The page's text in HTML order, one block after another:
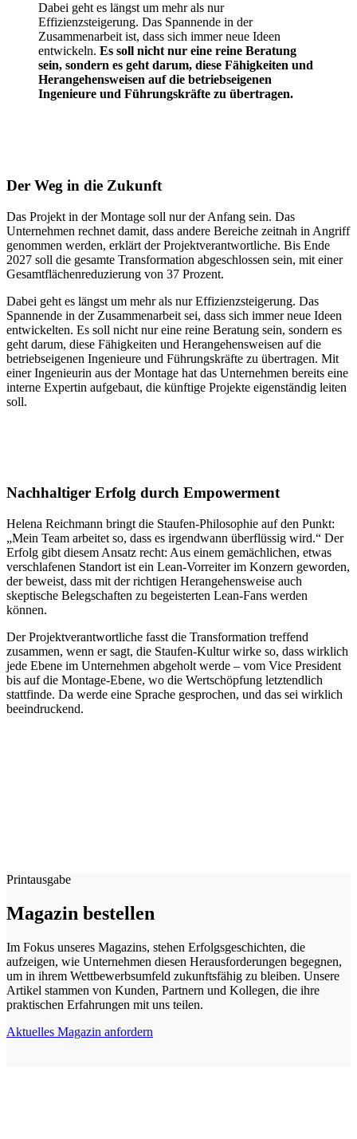
Dabei geht es längst um mehr als nur
Effizienzsteigerung. Das Spannende in der
Zusammenarbeit ist, dass sich immer neue Ideen
entwickeln. Es soll nicht nur eine reine Beratung
sein, sondern es geht darum, diese Fähigkeiten und
Herangehensweisen auf die betriebseigenen
Ingenieure und Führungskräfte zu übertragen.
Der Weg in die Zukunft
Das Projekt in der Montage soll nur der Anfang sein. Das
Unternehmen rechnet damit, dass andere Bereiche zeitnah in Angriff
genommen werden, erklärt der Projektverantwortliche. Bis Ende
2027 soll die gesamte Transformation abgeschlossen sein, mit einer
Gesamtflächenreduzierung von 37 Prozent.
Dabei geht es längst um mehr als nur Effizienzsteigerung. Das
Spannende in der Zusammenarbeit sei, dass sich immer neue Ideen
entwickelten. Es soll nicht nur eine reine Beratung sein, sondern es
geht darum, diese Fähigkeiten und Herangehensweisen auf die
betriebseigenen Ingenieure und Führungskräfte zu übertragen. Mit
einer Ingenieurin aus der Montage hat das Unternehmen bereits eine
interne Expertin aufgebaut, die künftige Projekte eigenständig leiten
soll.
Nachhaltiger Erfolg durch Empowerment
Helena Reichmann bringt die Staufen-Philosophie auf den Punkt:
„Mein Team arbeitet so, dass es irgendwann überflüssig wird.“ Der
Erfolg gibt diesem Ansatz recht: Aus einem gemächlichen, etwas
verschlafenen Standort ist ein Lean-Vorreiter im Konzern geworden,
der beweist, dass mit der richtigen Herangehensweise auch
skeptische Belegschaften zu begeisterten Lean-Fans werden
können.
Der Projektverantwortliche fasst die Transformation treffend
zusammen, wenn er sagt, die Staufen-Kultur wirke so, dass wirklich
jede Ebene im Unternehmen abgeholt werde – vom Vice President
bis auf die Montage-Ebene, wo die Wertschöpfung letztendlich
stattfinde. Da werde eine Sprache gesprochen, und das sei wirklich
beeindruckend.
Printausgabe
Magazin bestellen
Im Fokus unseres Magazins, stehen Erfolgsgeschichten, die
aufzeigen, wie Unternehmen diesen Herausforderungen begegnen,
um in ihrem Wettbewerbsumfeld zukunftsfähig zu bleiben. Unsere
Artikel stammen von Kunden, Partnern und Kollegen, die ihre
praktischen Erfahrungen mit uns teilen.
Aktuelles Magazin anfordern